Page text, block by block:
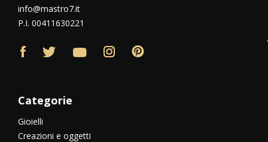
info@mastro7.it
P.I. 00411630221
Categorie
Gioielli
Creazioni e oggetti